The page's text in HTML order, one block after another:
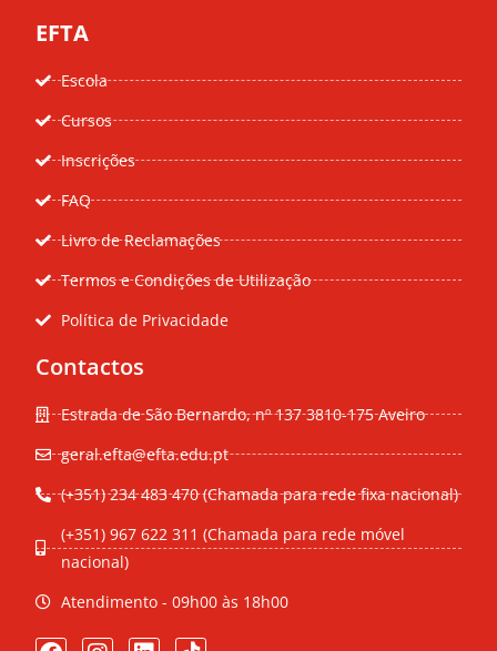
EFTA
Escola
Cursos
Inscrições
FAQ
Livro de Reclamações
Termos e Condições de Utilização
Política de Privacidade
Contactos
Estrada de São Bernardo, nº 137 3810-175 Aveiro
geral.efta@efta.edu.pt
(+351) 234 483 470 (Chamada para rede fixa nacional)
(+351) 967 622 311 (Chamada para rede móvel
nacional)
Atendimento - 09h00 às 18h00